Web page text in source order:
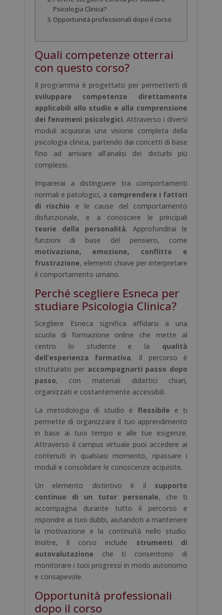
Psicologia Clinica?
Opportunità professionali dopo il corso
Quali competenze otterrai
con questo corso?
Il programma è progettato per permetterti di
sviluppare competenze direttamente
applicabili allo studio e alla comprensione
dei fenomeni psicologici. Attraverso i diversi
moduli acquisirai una visione completa della
psicologia clinica, partendo dai concetti di base
fino ad arrivare all’analisi dei disturbi più
complessi.
Imparerai a distinguere tra comportamenti
normali e patologici, a comprendere i fattori
di rischio e le cause del comportamento
disfunzionale, e a conoscere le principali
teorie della personalità. Approfondirai le
funzioni di base del pensiero, come
motivazione, emozione, conflitto e
frustrazione, elementi chiave per interpretare
il comportamento umano.
Perché scegliere Esneca per
studiare Psicologia Clinica?
Scegliere Esneca significa affidarsi a una
scuola di formazione online che mette al
centro lo studente e la qualità
dell’esperienza formativa. Il percorso è
strutturato per accompagnarti passo dopo
passo, con materiali didattici chiari,
organizzati e costantemente accessibili.
La metodologia di studio è flessibile e ti
permette di organizzare il tuo apprendimento
in base ai tuoi tempo e alle tue esigenze.
Attraverso il campus virtuale puoi accedere ai
contenuti in qualsiasi momento, ripassare i
moduli e consolidare le conoscenze acquisite.
Un elemento distintivo è il supporto
continuo di un tutor personale, che ti
accompagna durante tutto il percorso e
rispondre ai tuoi dubbi, aiutandoti a mantenere
la motivazione e la continuità nello studio.
Inoltre, il corso include strumenti di
autovalutazione che ti consentono di
monitorare i tuoi progressi in modo autonomo
e consapevole.
Opportunità professionali
dopo il corso